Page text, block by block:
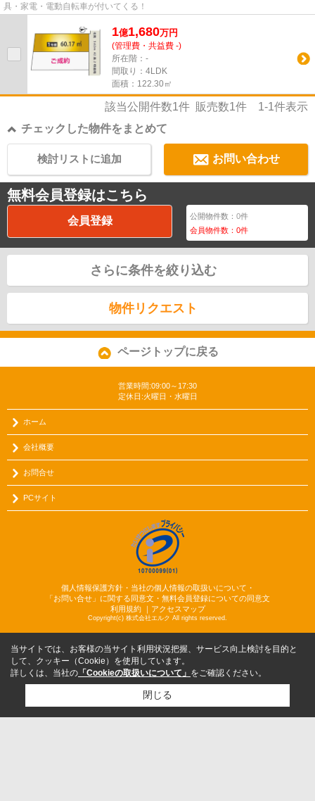
具・家電・電動自転車が付いてくる！
1億1,680万円
(管理費・共益費 -)
所在階：-
間取り：4LDK
面積：122.30㎡
該当公開件数1件 販売数1件 1-1件表示
チェックした物件をまとめて
お問い合わせ
検討リストに追加
無料会員登録はこちら
会員登録 公開物件数：0件
会員物件数：0件
さらに条件を絞り込む
物件リクエスト
ページトップに戻る
営業時間:09:00～17:30
定休日:火曜日・水曜日
ホーム
会社概要
お問合せ
PCサイト
個人情報保護方針・当社の個人情報の取扱いについて・
「お問い合せ」に関する同意文・無料会員登録についての同意文
利用規約｜ アクセスマップ
Copyright(c) 株式会社エルク All rights reserved.
当サイトでは、お客様の当サイト利用状況把握、サービス向上検討を目的と
して、クッキー（Cookie）を使用しています。
詳しくは、当社の 「Cookieの取扱いについて」 をご確認ください。
閉じる